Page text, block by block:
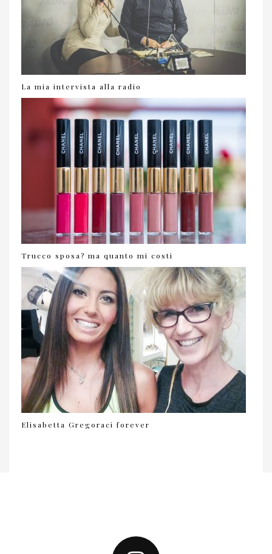
La mia intervista alla radio
Trucco sposa? ma quanto mi costi
Elisabetta Gregoraci forever